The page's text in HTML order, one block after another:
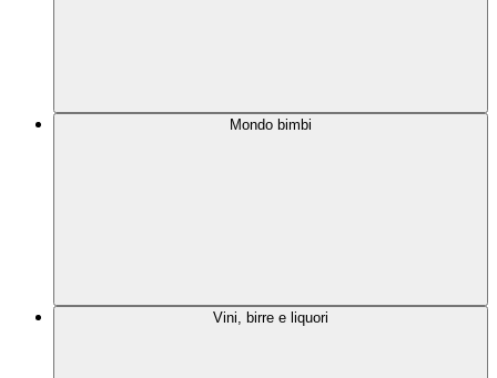
Mondo bimbi
Vini, birre e liquori